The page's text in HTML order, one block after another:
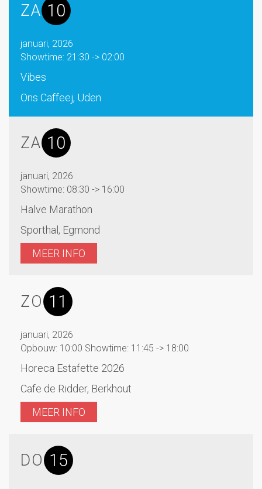
ZA 10
januari, 2026
Showtime: 21:30 -> 02:00
Vibes
Ons Caffeej, Uden
ZA 10
januari, 2026
Showtime: 08:30 -> 16:00
Halve Marathon
Sporthal, Egmond
MEER INFO
ZO 11
januari, 2026
Opbouw: 10:00 Showtime: 11:45 -> 18:00
Horeca Estafette 2026
Cafe de Ridder, Berkhout
MEER INFO
DO 15